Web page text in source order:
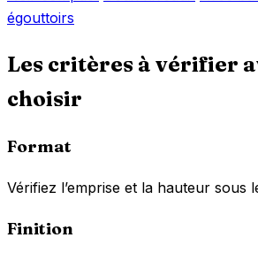
égouttoirs
Les critères à vérifier
choisir
Format
Vérifiez l’emprise et la hauteur sous
Finition